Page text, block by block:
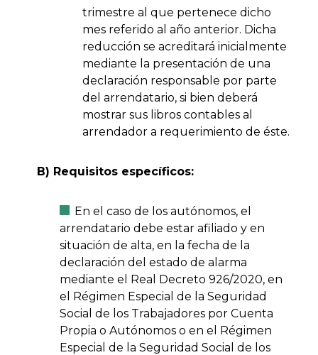
trimestre al que pertenece dicho
mes referido al año anterior. Dicha
reducción se acreditará inicialmente
mediante la presentación de una
declaración responsable por parte
del arrendatario, si bien deberá
mostrar sus libros contables al
arrendador a requerimiento de éste.
B) Requisitos específicos:
En el caso de los autónomos, el
arrendatario debe estar afiliado y en
situación de alta, en la fecha de la
declaración del estado de alarma
mediante el Real Decreto 926/2020, en
el Régimen Especial de la Seguridad
Social de los Trabajadores por Cuenta
Propia o Autónomos o en el Régimen
Especial de la Seguridad Social de los